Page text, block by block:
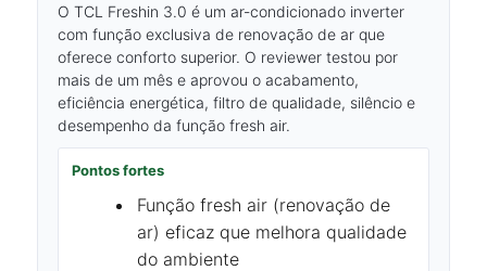
O TCL Freshin 3.0 é um ar-condicionado inverter
com função exclusiva de renovação de ar que
oferece conforto superior. O reviewer testou por
mais de um mês e aprovou o acabamento,
eficiência energética, filtro de qualidade, silêncio e
desempenho da função fresh air.
Pontos fortes
Função fresh air (renovação de
ar) eficaz que melhora qualidade
do ambiente